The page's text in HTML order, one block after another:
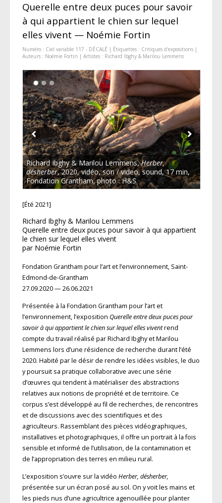
Querelle entre deux puces pour savoir
à qui appartient le chien sur lequel
elles vivent — Noémie Fortin
Numéro : Ciel variable 117 - DÉCALÉ | Étiquettes : Critiques d'expositions|
Auteurs : Noémie Fortin | Artistes : Richard Ibghy & Marilou Lemmens
Richard Ibghy & Marilou Lemmens,Herber,
désherber, 2020, vidéo, son / video, sound, 17 min,
Fondation Grantham, photo : H&S
[Été 2021]
Richard Ibghy & Marilou Lemmens
Querelle entre deux puces pour savoir à qui appartient
le chien sur lequel elles vivent
par Noémie Fortin
Fondation Grantham pour l’art et l’environnement, Saint-
Edmond-de-Grantham
27.09.2020 — 26.06.2021
Présentée à la Fondation Grantham pour l’art et
l’environnement, l’exposition Querelle entre deux puces pour
savoir à qui appartient le chien sur lequel elles viventrend
compte du travail réalisé par Richard Ibghy et Marilou
Lemmens lors d’une résidence de recherche durant l’été
2020. Habité par le désir de rendre les idées visibles, le duo
y poursuit sa pratique collaborative avec une série
d’œuvres qui tendent à matérialiser des abstractions
relatives aux notions de propriété et de territoire. Ce
corpus s’est développé au fil de recherches, de rencontres
et de discussions avec des scientifiques et des
agriculteurs. Rassemblant des pièces vidéographiques,
installatives et photographiques, il offre un portrait à la fois
sensible et informé de l’utilisation, de la contamination et
de l’appropriation des terres en milieu rural.
L’exposition s’ouvre sur la vidéo Herber, désherber,
présentée sur un écran posé au sol. On y voit les mains et
les pieds nus d’une agricultrice agenouillée pour planter